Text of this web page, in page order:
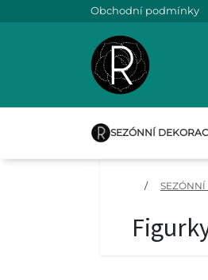
Obchodní podmínky
SEZÓNNÍ
/